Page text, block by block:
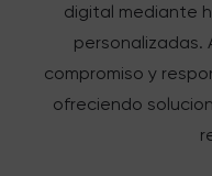
digital mediante
personalizadas.
compromiso y
ofreciendo